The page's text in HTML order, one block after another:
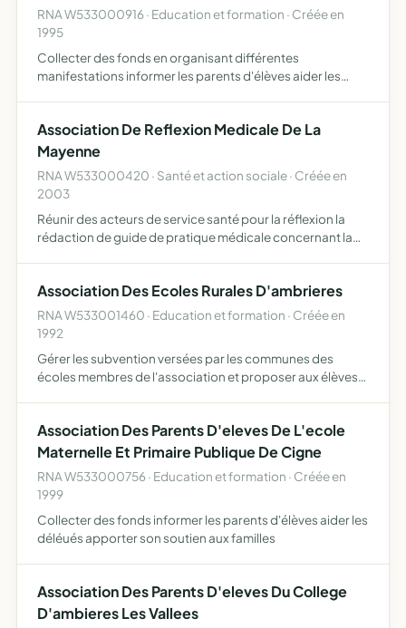
RNA W533000916 · Education et formation · Créée en
1995
Collecter des fonds en organisant différentes
manifestations informer les parents d'élèves aider les
Association De Reflexion Medicale De La
Mayenne
RNA W533000420 · Santé et action sociale · Créée en
2003
Réunir des acteurs de service santé pour la réflexion la
rédaction de guide de pratique médicale concernant la
Association Des Ecoles Rurales D'ambrieres
RNA W533001460 · Education et formation · Créée en
1992
Gérer les subvention versées par les communes des
écoles membres de l'association et proposer aux élèves
Association Des Parents D'eleves De L'ecole
Maternelle Et Primaire Publique De Cigne
RNA W533000756 · Education et formation · Créée en
1999
Collecter des fonds informer les parents d'élèves aider les
déléués apporter son soutien aux familles
Association Des Parents D'eleves Du College
D'ambieres Les Vallees